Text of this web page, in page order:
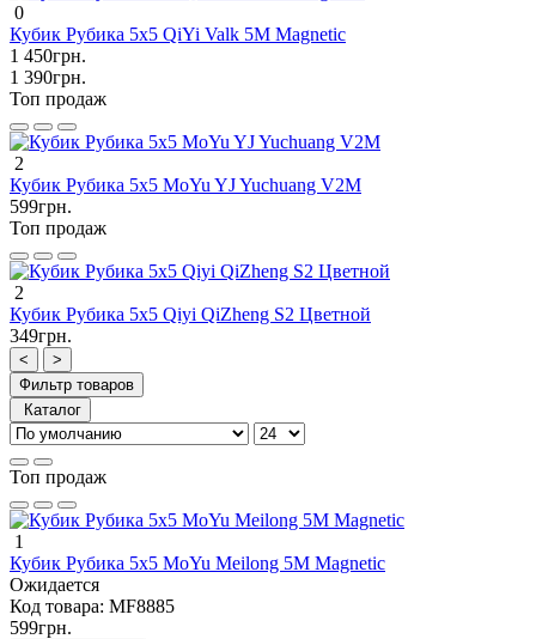
0
Кубик Рубика 5х5 QiYi Valk 5M Magnetic
1 450грн.
1 390грн.
Топ продаж
2
Кубик Рубика 5х5 MoYu YJ Yuchuang V2M
599грн.
Топ продаж
2
Кубик Рубика 5х5 Qiyi QiZheng S2 Цветной
349грн.
<
>
Фильтр товаров
Каталог
Топ продаж
1
Кубик Рубика 5х5 MoYu Meilong 5M Magnetic
Ожидается
Код товара: MF8885
599грн.